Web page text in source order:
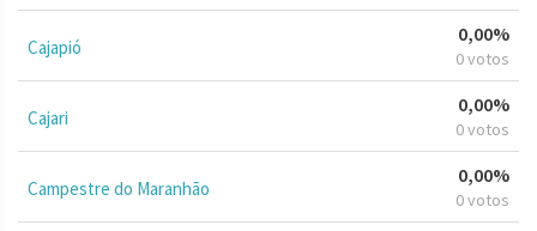
Cajapió
0,00%
0 votos
Cajari
0,00%
0 votos
Campestre do Maranhão
0,00%
0 votos